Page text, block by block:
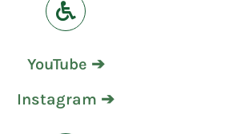
YouTube ➔
Instagram ➔